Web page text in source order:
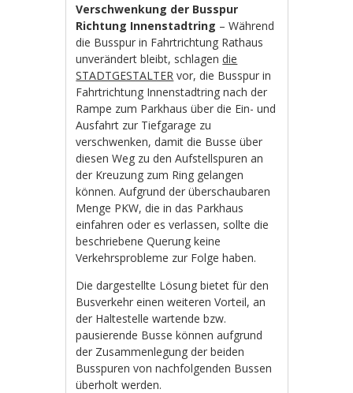
Verschwenkung der Busspur
Richtung Innenstadtring – Während
die Busspur in Fahrtrichtung Rathaus
unverändert bleibt, schlagendie
STADTGESTALTER vor, die Busspur in
Fahrtrichtung Innenstadtring nach der
Rampe zum Parkhaus über die Ein- und
Ausfahrt zur Tiefgarage zu
verschwenken, damit die Busse über
diesen Weg zu den Aufstellspuren an
der Kreuzung zum Ring gelangen
können. Aufgrund der überschaubaren
Menge PKW, die in das Parkhaus
einfahren oder es verlassen, sollte die
beschriebene Querung keine
Verkehrsprobleme zur Folge haben.
Die dargestellte Lösung bietet für den
Busverkehr einen weiteren Vorteil, an
der Haltestelle wartende bzw.
pausierende Busse können aufgrund
der Zusammenlegung der beiden
Busspuren von nachfolgenden Bussen
überholt werden.